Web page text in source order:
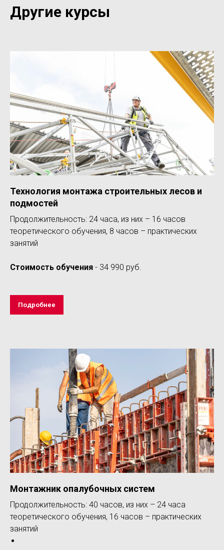
Другие курсы
Технология монтажа строительных лесов и
подмостей
Продолжительность: 24 часа, из них – 16 часов
теоретического обучения, 8 часов – практических
занятий
Стоимость обучения - 34 990 руб.
Подробнее
Монтажник опалубочных систем
Продолжительность: 40 часов, из них – 24 часа
теоретического обучения, 16 часов – практических
занятий